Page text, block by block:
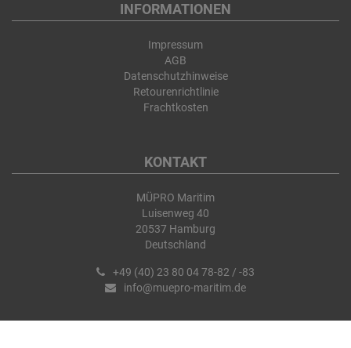
INFORMATIONEN
Impressum
AGB
Datenschutzhinweise
Retourenrichtlinie
Frachtkosten
KONTAKT
MÜPRO Maritim
Luisenweg 40
20537 Hamburg
Deutschland
+49 (40) 23 80 04 78-82 / -83
info@muepro-maritim.de